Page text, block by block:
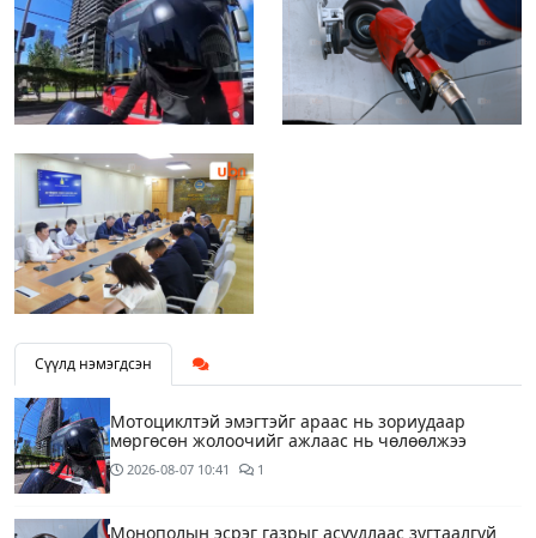
Сүүлд нэмэгдсэн
Мотоциклтэй эмэгтэйг араас нь зориудаар
мөргөсөн жолоочийг ажлаас нь чөлөөлжээ
2026-08-07 10:41 1
Монополын эсрэг газрыг асуудлаас зугтаалгүй